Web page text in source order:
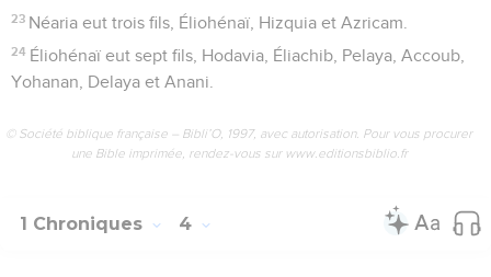
23 Néaria eut trois fils, Éliohénaï, Hizquia et Azricam.
24 Éliohénaï eut sept fils, Hodavia, Éliachib, Pelaya, Accoub,
Yohanan, Delaya et Anani.
© Société biblique française – Bibli’O, 1997, avec autorisation. Pour vous procurer
une Bible imprimée, rendez-vous sur www.editionsbiblio.fr
1 Chroniques 4